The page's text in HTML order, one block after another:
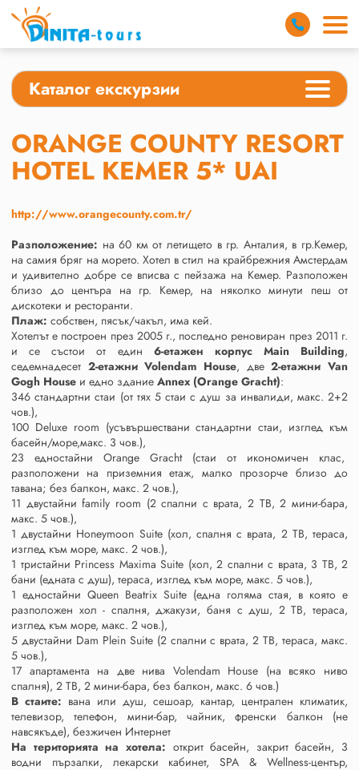
Каталог екскурзии
ORANGE COUNTY RESORT
HOTEL KEMER 5* UAI
http://www.orangecounty.com.tr/
Разположение: на 60 км от летището в гр. Анталия, в гр.Кемер,
на самия бряг на морето. Хотел в стил на крайбрежния Амстердам
и удивително добре се вписва с пейзажа на Кемер. Разположен
близо до центъра на гр. Кемер, на няколко минути пеш от
дискотеки и ресторанти.
Плаж: собствен, пясък/чакъл, има кей.
Хотелът е построен през 2005 г., последно реновиран през 2011 г.
и се състои от един 6-етажен корпус Main Building,
седемнадесет 2-етажни Volendam House, две2-етажни Van
Gogh House и едно здание Annex (Orange Gracht):
346 стандартни стаи (от тях 5 стаи с душ за инвалиди, макс. 2+2
чов.),
100 Deluxe room (усъвършествани стандартни стаи, изглед към
басейн/море,макс. 3 чов.),
23 едностайни Orange Gracht (стаи от икономичен клас,
разположени на приземния етаж, малко прозорче близо до
тавана; без балкон, макс. 2 чов.),
11 двустайни family room (2 спални с врата, 2 ТВ, 2 мини-бара,
макс. 5 чов.),
1 двустайни Honeymoon Suite (хол, спалня с врата, 2 ТВ, тераса,
изглед към море, макс. 2 чов.),
1 тристайни Princess Maxima Suite (хол, 2 спални с врата, 3 ТВ, 2
бани (едната с душ), тераса, изглед към море, макс. 5 чов.),
1 едностайни Queen Beatrix Suite (една голяма стая, в която е
разположен хол - спалня, джакузи, баня с душ, 2 ТВ, тераса,
изглед към море, макс. 2 чов.),
5 двустайни Dam Plein Suite (2 спални с врата, 2 ТВ, тераса, макс.
5 чов.),
17 апартамента на две нива Volendam House (на всяко ниво
спалня), 2 TВ, 2 мини-бара, без балкон, макс. 6 чов.)
В стаите: вана или душ, сешоар, кантар, централен климатик,
телевизор, телефон, мини-бар, чайник, френски балкон (не
навсякъде), безжичен Интернет
На територията на хотела: открит басейн, закрит басейн, 3
водни пързалки, лекарски кабинет, SPA & Wellness-център,